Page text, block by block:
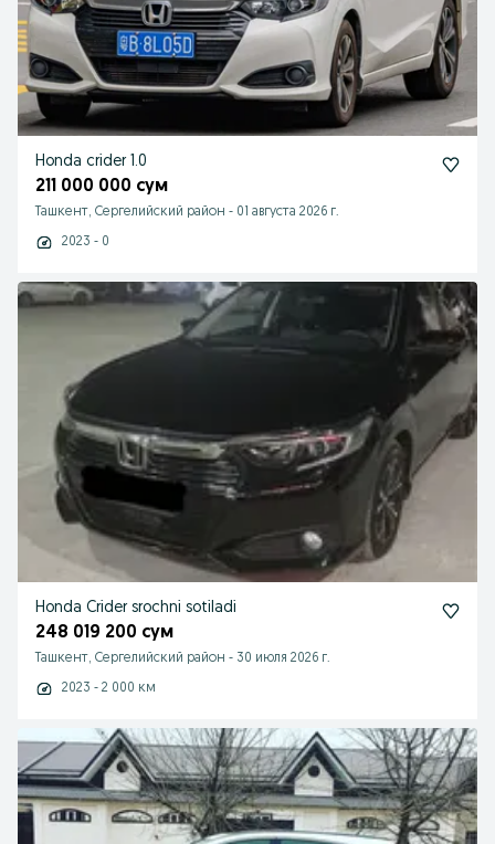
Honda crider 1.0
211 000 000 сум
Ташкент, Сергелийский район - 01 августа 2026 г.
2023 - 0
Honda Crider srochni sotiladi
248 019 200 сум
Ташкент, Сергелийский район - 30 июля 2026 г.
2023 - 2 000 км